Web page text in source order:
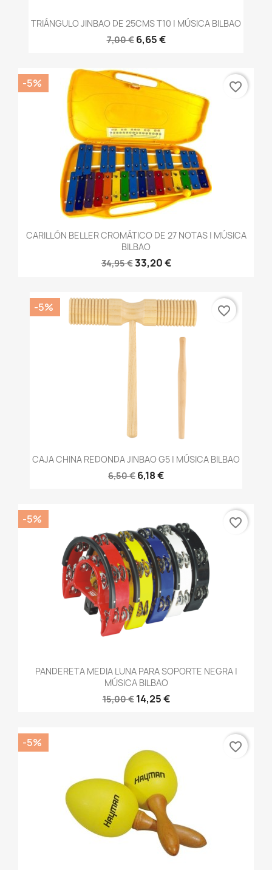
TRIÁNGULO JINBAO DE 25CMS T10 | MÚSICA BILBAO
7,00 € 6,65 €
CARILLÓN BELLER CROMÁTICO DE 27 NOTAS | MÚSICA
BILBAO
34,95 €33,20 €
-5% favorite_border
CAJA CHINA REDONDA JINBAO G5 | MÚSICA BILBAO
6,50 € 6,18 €
-5% favorite_border
PANDERETA MEDIA LUNA PARA SOPORTE NEGRA |
MÚSICA BILBAO
15,00 € 14,25 €
-5% favorite_border
-5% favorite_border